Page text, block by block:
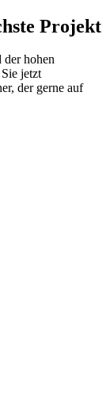
Projekt
der hohen
jetzt
der gerne auf